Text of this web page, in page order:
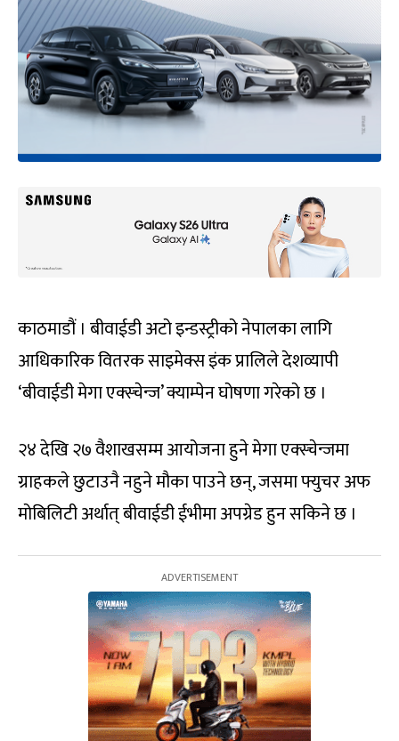
काठमाडौं । बीवाईडी अटो इन्डस्ट्रीको नेपालका लागि
आधिकारिक वितरक साइमेक्स इंक प्रालिले देशव्यापी
‘बीवाईडी मेगा एक्स्चेन्ज’ क्याम्पेन घोषणा गरेको छ ।
२४ देखि २७ वैशाखसम्म आयोजना हुने मेगा एक्स्चेन्जमा
ग्राहकले छुटाउनै नहुने मौका पाउने छन्, जसमा फ्युचर अफ
मोबिलिटी अर्थात् बीवाईडी ईभीमा अपग्रेड हुन सकिने छ ।